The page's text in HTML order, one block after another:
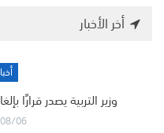
أخر الأخبار
وزير التربية يصدر قرارًا
06